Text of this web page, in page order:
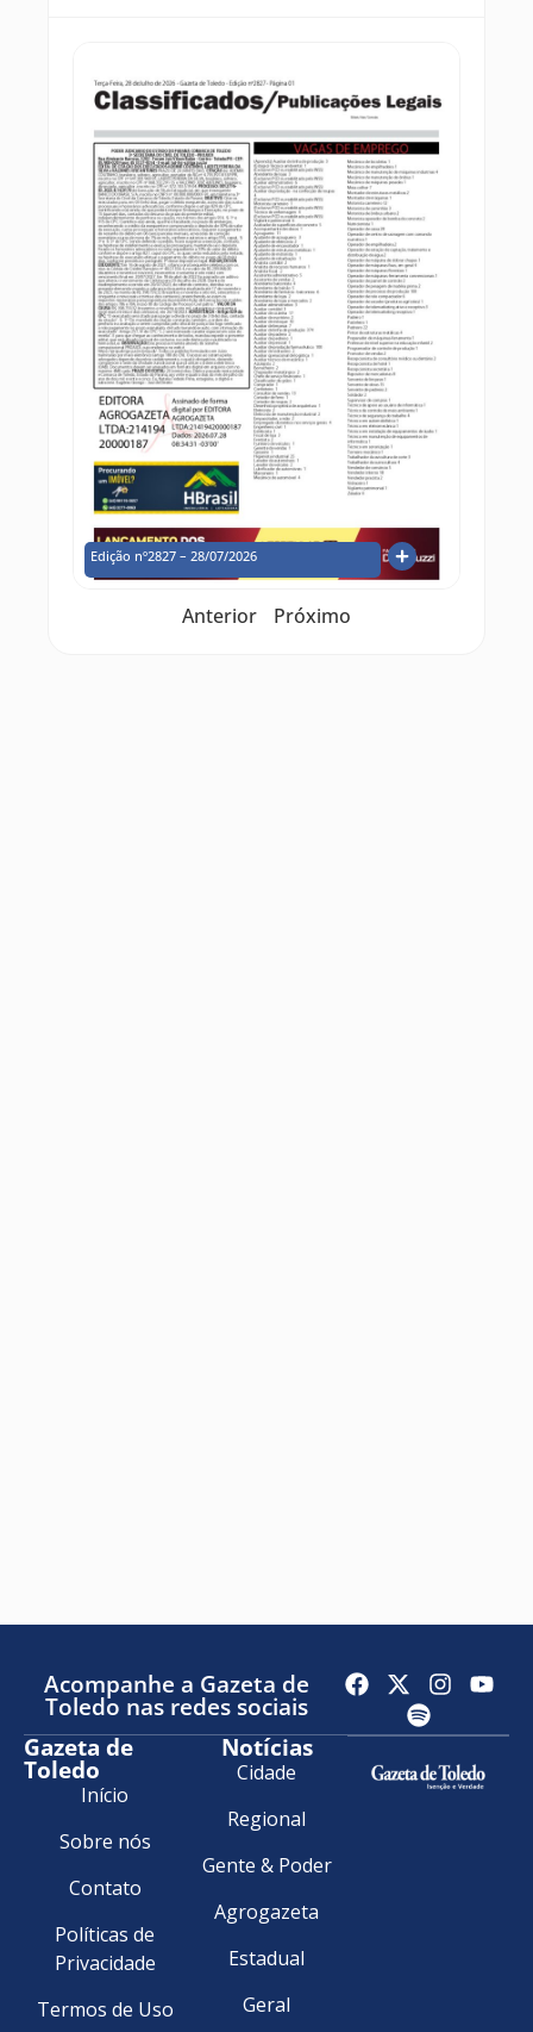
Edição nº2827 – 28/07/2026
Anterior Próximo
Acompanhe a Gazeta de
Toledo nas redes sociais
Gazeta de
Toledo
Início
Sobre nós
Contato
Políticas de
Privacidade
Termos de Uso
Notícias
Cidade
Regional
Gente & Poder
Agrogazeta
Estadual
Geral